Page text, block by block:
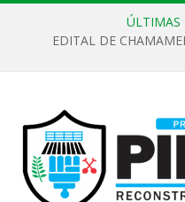
ÚLTIMAS
EDITAL DE